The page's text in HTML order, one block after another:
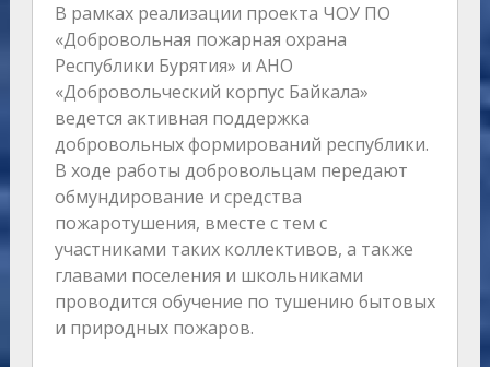
В рамках реализации проекта ЧОУ ПО
«Добровольная пожарная охрана
Республики Бурятия» и АНО
«Добровольческий корпус Байкала»
ведется активная поддержка
добровольных формирований республики.
В ходе работы добровольцам передают
обмундирование и средства
пожаротушения, вместе с тем с
участниками таких коллективов, а также
главами поселения и школьниками
проводится обучение по тушению бытовых
и природных пожаров.